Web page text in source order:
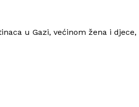
u Gazi, većinom žena i djece,